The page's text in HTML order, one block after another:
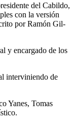
del Cabildo,
con la versión
por Ramón Gil-
y encargado de los
interviniendo de
Yanes, Tomas